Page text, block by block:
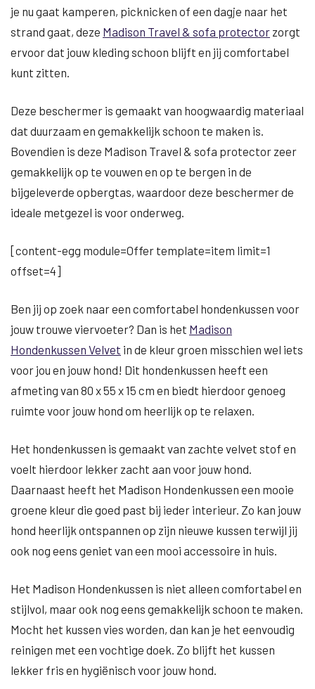
je nu gaat kamperen, picknicken of een dagje naar het
strand gaat, deze Madison Travel & sofa protector zorgt
ervoor dat jouw kleding schoon blijft en jij comfortabel
kunt zitten.
Deze beschermer is gemaakt van hoogwaardig materiaal
dat duurzaam en gemakkelijk schoon te maken is.
Bovendien is deze Madison Travel & sofa protector zeer
gemakkelijk op te vouwen en op te bergen in de
bijgeleverde opbergtas, waardoor deze beschermer de
ideale metgezel is voor onderweg.
[content-egg module=Offer template=item limit=1
offset=4]
Ben jij op zoek naar een comfortabel hondenkussen voor
jouw trouwe viervoeter? Dan is het Madison
Hondenkussen Velvet in de kleur groen misschien wel iets
voor jou en jouw hond! Dit hondenkussen heeft een
afmeting van 80 x 55 x 15 cm en biedt hierdoor genoeg
ruimte voor jouw hond om heerlijk op te relaxen.
Het hondenkussen is gemaakt van zachte velvet stof en
voelt hierdoor lekker zacht aan voor jouw hond.
Daarnaast heeft het Madison Hondenkussen een mooie
groene kleur die goed past bij ieder interieur. Zo kan jouw
hond heerlijk ontspannen op zijn nieuwe kussen terwijl jij
ook nog eens geniet van een mooi accessoire in huis.
Het Madison Hondenkussen is niet alleen comfortabel en
stijlvol, maar ook nog eens gemakkelijk schoon te maken.
Mocht het kussen vies worden, dan kan je het eenvoudig
reinigen met een vochtige doek. Zo blijft het kussen
lekker fris en hygiënisch voor jouw hond.